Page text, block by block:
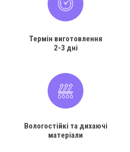
Термін виготовлення
2-3 дні
Вологостійкі та дихаючі
матеріали